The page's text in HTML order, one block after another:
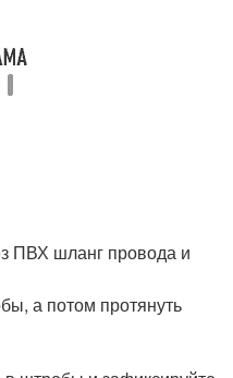
ПВХ шланг провода и
а потом протянуть